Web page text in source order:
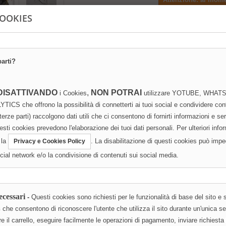
CONDIVIDI IL
Twitta
i Cookies, NON POTRAI utilizzare YOTUBE,
che offrono la possibilità di connetterti ai tuoi social e condividere
parti) raccolgono dati utili che ci consentono di fornirti informazioni e
cookies prevedono l'elaborazione dei tuoi dati personali. Per ulteriori
la
Privacy e Cookies Policy
. La disabilitazione di questi cookies può
network e/o la condivisione di contenuti sui social media.
- Questi cookies sono richiesti per le funzionalità di base del sito e
consentono di riconoscere l'utente che utilizza il sito durante un'unica
il carrello, eseguire facilmente le operazioni di pagamento, inviare